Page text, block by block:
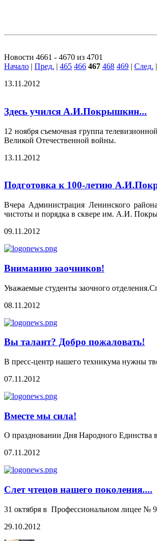
Новости 4661 - 4670 из 4701
Начало | Пред. | 465 466 467 468 469 | След. |
13.11.2012
Здесь учился А.И.Покрышкин...
12 ноября съемочная группа
Великой Отечественной войны.
13.11.2012
Подготовка к 100-летию
Вчера Администрация Ленинского
чистоты и порядка в сквере им. А.И.
09.11.2012
Вниманию заочников!
Уважаемые студенты заочного
08.11.2012
Вы талант? Добро пожаловать!
В пресс-центр нашего техникума нужны
07.11.2012
Вместе мы сила!
О праздновании Дня Народного Единства
07.11.2012
Слет чтецов нашего поколения....
31 октября в Профессиональном лицее №
29.10.2012